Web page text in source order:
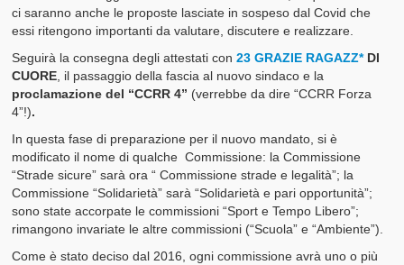
ci saranno anche le proposte lasciate in sospeso dal Covid che
essi ritengono importanti da valutare, discutere e realizzare.
Seguirà la consegna degli attestati con23 GRAZIE RAGAZZ*DI
CUORE , il passaggio della fascia al nuovo sindaco e la
proclamazione del “CCRR 4” (verrebbe da dire “CCRR Forza
4”!).
In questa fase di preparazione per il nuovo mandato, si è
modificato il nome di qualche Commissione: la Commissione
“Strade sicure” sarà ora “ Commissione strade e legalità”; la
Commissione “Solidarietà” sarà “Solidarietà e pari opportunità”;
sono state accorpate le commissioni “Sport e Tempo Libero”;
rimangono invariate le altre commissioni (“Scuola” e “Ambiente”).
Come è stato deciso dal 2016, ogni commissione avrà uno o più